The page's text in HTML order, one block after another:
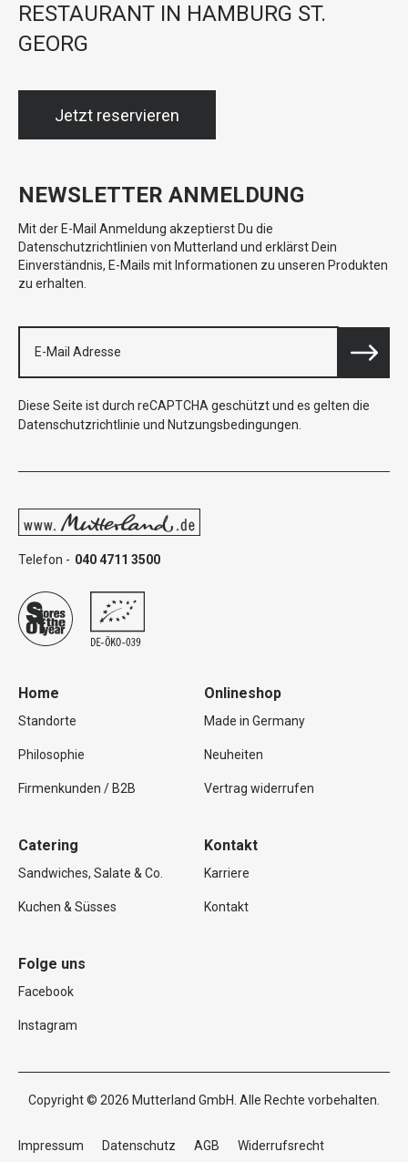
RESTAURANT IN HAMBURG ST.
GEORG
Jetzt reservieren
NEWSLETTER ANMELDUNG
Mit der E-Mail Anmeldung akzeptierst Du die
Datenschutzrichtlinien von Mutterland und erklärst Dein
Einverständnis, E-Mails mit Informationen zu unseren Produkten
zu erhalten.
Diese Seite ist durch reCAPTCHA geschützt und es gelten die
Datenschutzrichtlinie und Nutzungsbedingungen
Telefon - 040 4711 3500
Home
Standorte
Philosophie
Firmenkunden / B2B
Onlineshop
Made in Germany
Neuheiten
Vertrag widerrufen
Catering
Sandwiches, Salate & Co.
Kuchen & Süsses
Kontakt
Karriere
Kontakt
Folge uns
Facebook
Instagram
Copyright © 2026 Mutterland GmbH. Alle Rechte vorbehalten.
Impressum Datenschutz AGB Widerrufsrecht